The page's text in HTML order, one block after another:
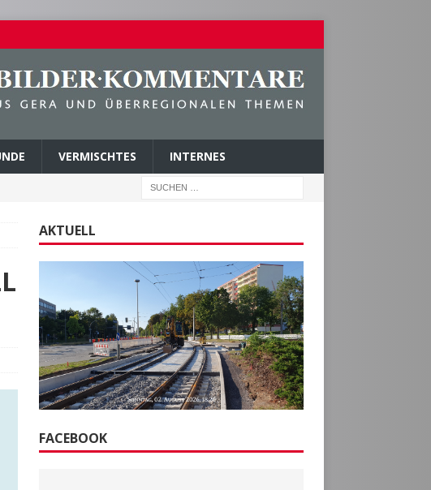
VERMISCHTES INTERNES
AKTUELL
FACEBOOK